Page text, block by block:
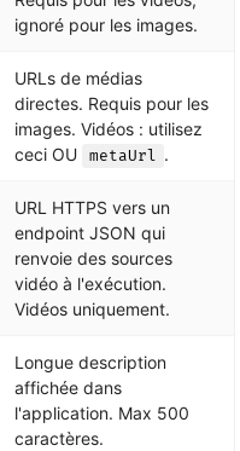
ignoré pour les images.
URLs de médias
directes. Requis pour les
images. Vidéos : utilisez
ceci OU
metaUrl .
URL HTTPS vers un
endpoint JSON qui
renvoie des sources
vidéo à l'exécution.
Vidéos uniquement.
Longue description
affichée dans
l'application. Max 500
caractères.